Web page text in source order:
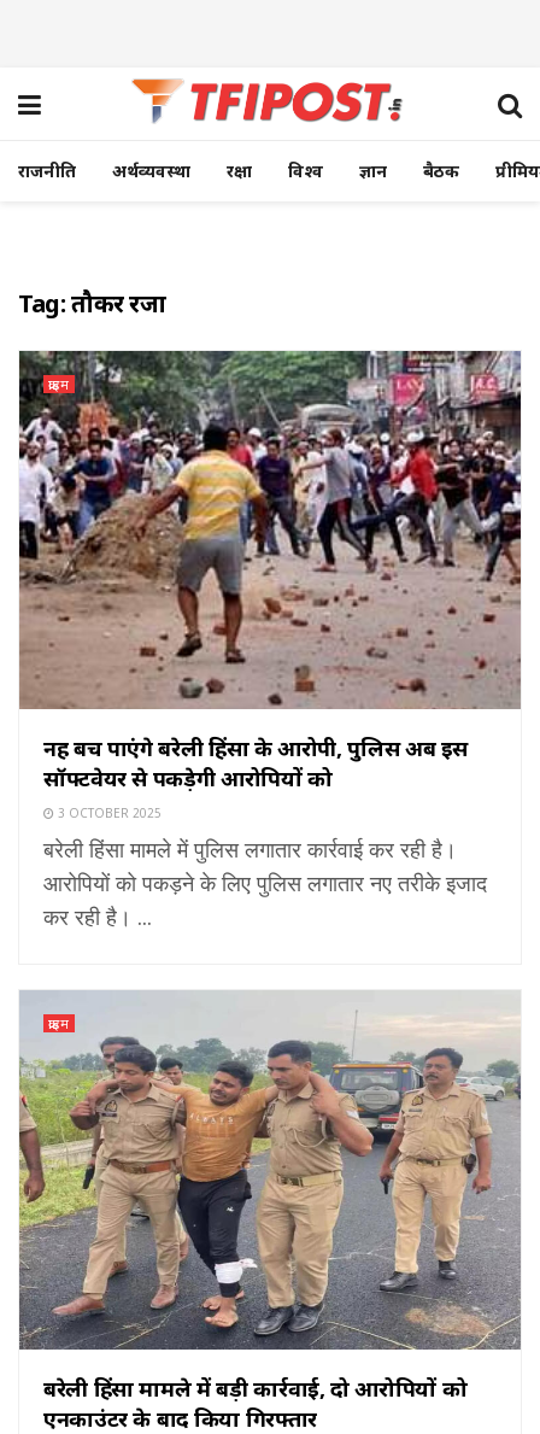
राजनीति अर्थव्यवस्था रक्षा विश्व ज्ञान बैठक
Tag:तौकीर रजा
क्राइम
नहीं बच पाएंगे बरेली हिंसा के आरोपी, पुलिस अब इस
सॉफ्टवेयर से पकड़ेगी आरोपियों को
3 OCTOBER 2025
बरेली हिंसा मामले में पुलिस लगातार कार्रवाई कर रही है।
आरोपियों को पकड़ने के लिए पुलिस लगातार नए तरीके इजाद
कर रही है। ...
क्राइम
बरेली हिंसा मामले में बड़ी कार्रवाई, दो आरोपियों को
एनकाउंटर के बाद किया गिरफ्तार